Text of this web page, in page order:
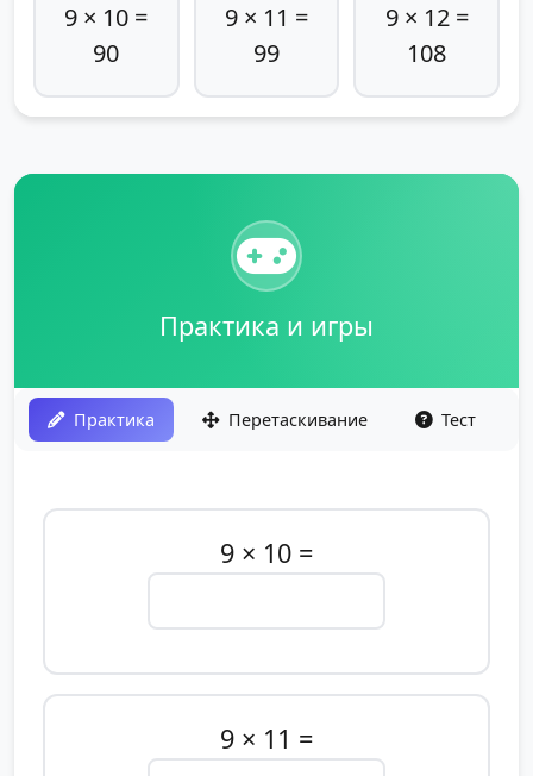
9 × 10 =
90
9 × 11 =
99
9 × 12 =
108
Практика и игры
Практика Перетаскивание Тест
9 × 10 =
9 × 11 =